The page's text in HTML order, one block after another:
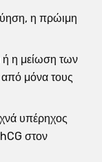
η πρώιμη
ή η μείωση των
μόνα τους
υπέρηχος
στον